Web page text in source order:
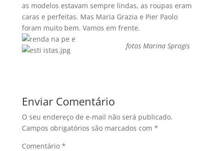
as modelos estavam sempre lindas, as roupas eram
caras e perfeitas. Mas Maria Grazia e Pier Paolo
foram muito bem. Vamos em frente.
fotos Marina Sprogis
Enviar Comentário
O seu endereço de e-mail não será publicado.
Campos obrigatórios são marcados com *
Comentário *